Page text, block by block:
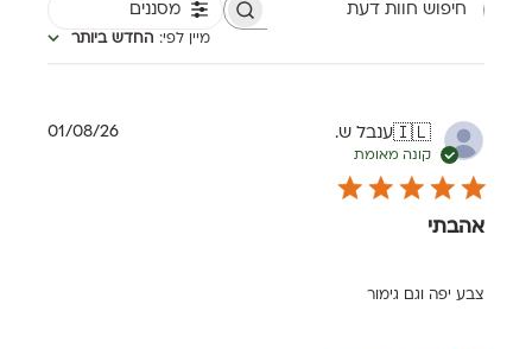
חיפוש חוות דעת
מסננים
מיין לפי: החדש ביותר
🇮🇱ענבל ש.
קונה מאומת
אהבתי
צבע יפה וגם גימור
תאריך01/08/26